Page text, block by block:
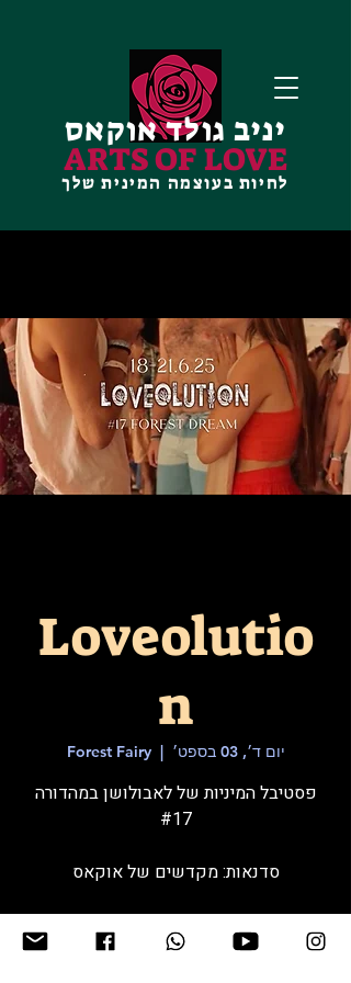
יניב גולד אוקאס
ARTS OF LOVE
לחיות בעוצמה המינית שלך
Loveolutio
n
יום ד׳, 03 בספט׳
  |
Forest Fairy
פסטיבל המיניות של לאבולושן במהדורה
סדנאות: מקדשים של אוקאס
זמן ומיקום